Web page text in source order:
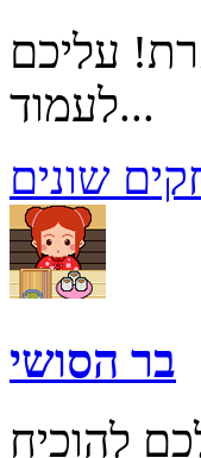
עליכם
לעמוד...
שונים
בר הסושי